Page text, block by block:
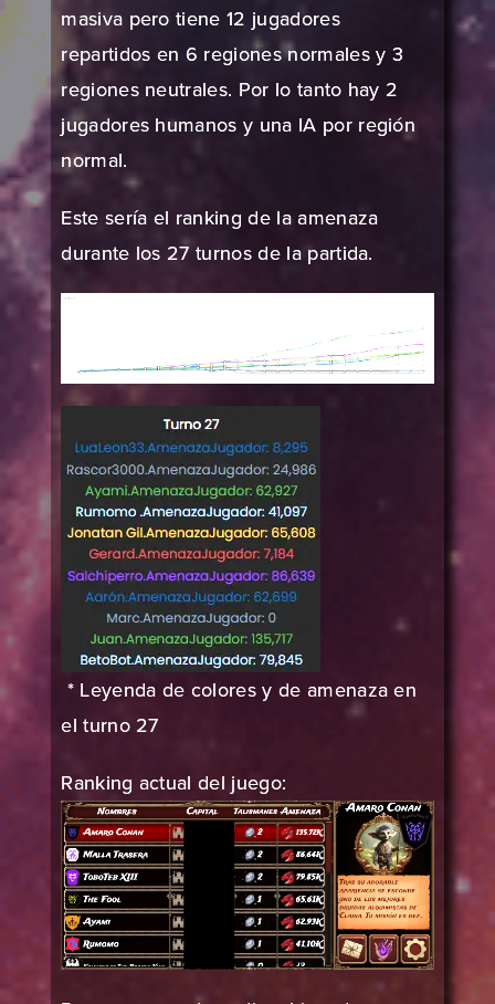
masiva pero tiene 12 jugadores
repartidos en 6 regiones normales y 3
regiones neutrales. Por lo tanto hay 2
jugadores humanos y una IA por región
normal.
Este sería el ranking de la amenaza
durante los 27 turnos de la partida.
* Leyenda de colores y de amenaza en
el turno 27
Ranking actual del juego: